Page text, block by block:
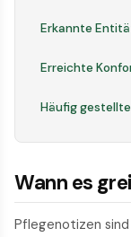
Erkannte
Erreichte
Häufig
Wann es
Pflegenotizen